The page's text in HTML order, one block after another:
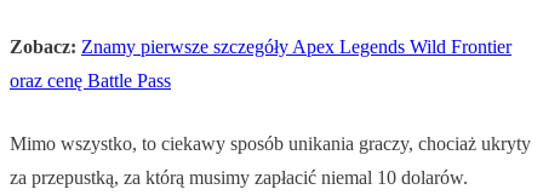
Zobacz: Znamy pierwsze szczegóły Apex Legends Wild Frontier
oraz cenę Battle Pass
Mimo wszystko, to ciekawy sposób unikania graczy, chociaż ukryty
za przepustką, za którą musimy zapłacić niemal 10 dolarów.